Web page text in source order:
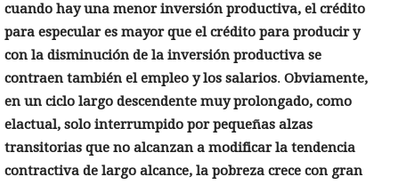
cuando hay una menor inversión productiva, el crédito
para especular es mayor que el crédito para producir y
con la disminución de la inversión productiva se
contraen también el empleo y los salarios. Obviamente,
en un ciclo largo descendente muy prolongado, como
elactual, solo interrumpido por pequeñas alzas
transitorias que no alcanzan a modificar la tendencia
contractiva de largo alcance, la pobreza crece con gran